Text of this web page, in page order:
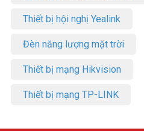
– Kiểm soát và quản lý băng
– Web Portal: Hiện trang quảng
URL/Web content filter, schedule,…)
chủ Radius/LDAP
Thiết bị hội nghị Yealink
Đèn năng lượng mặt trời
Thiết bị mạng Hikvision
Thiết bị mạng TP-LINK